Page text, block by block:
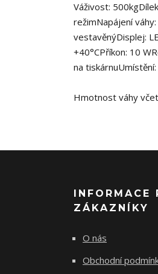
Váživost:
režimNapájení
vestavěnýDisplej:
+40°CPříkon: 10
na
Hmotnost váhy
INFORMACE
ZÁKAZNÍKY
O nás
Obchodní